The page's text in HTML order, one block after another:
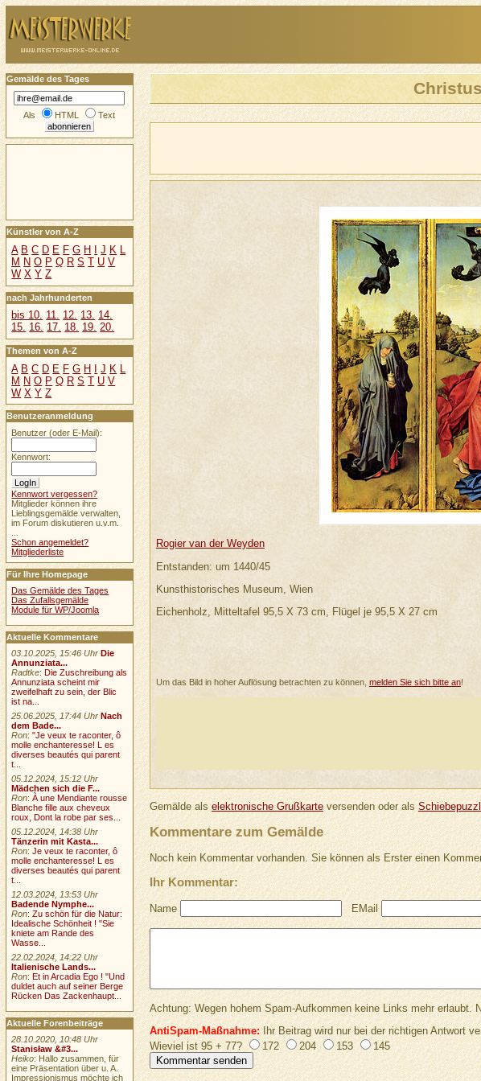
Rogier van der Weyden
Entstanden: um 1440/45
Kunsthistorisches Museum, Wien
Eichenholz, Mitteltafel 95,5 X 73 cm, Flügel je 95,5 X 27 cm
Um das Bild in hoher Auflösung betrachten zu können, melden Sie sich bitte an!
Gemälde alselektronische Grußkarteversenden oder als
Kommentare zum Gemälde
Noch kein Kommentar vorhanden. Sie können als Erster einen
Ihr Kommentar:
Name EMail
Achtung: Wegen hohem Spam-Aufkommen keine Links mehr erlaubt.
AntiSpam-Maßnahme:Ihr Beitrag wird nur bei der richtigen Antwort
Wieviel ist 95 + 77?
172 204 153 145
Gemälde des Tages
Als HTML Text
Künstler von A-Z
A B C D E F G H J K L
M N O P Q R S T U V
W X Y Z
nach Jahrhunderten
bis 10. 11. 12. 13. 14.
15. 16. 17. 18. 19. 20.
Themen von A-Z
A B C D E F G H I J K L
M N O P Q R S T U V
W X Y Z
Benutzeranmeldung
Benutzer (oder E-Mail):
Kennwort:
Kennwort vergessen?
Mitglieder können ihre
Lieblingsgemälde verwalten,
im Forum diskutieren u.v.m.
Schon angemeldet?
Mitgliederliste
Für Ihre Homepage
Das Gemälde des Tages
Das Zufallsgemälde
Module für WP/Joomla
Aktuelle Kommentare
03.10.2025, 15:46 Uhr Die
Annunziata...
Radtke: Die Zuschreibung als
Annunziata scheint mir
zweifelhaft zu sein, der Blic
ist na...
25.06.2025, 17:44 Uhr Nach
dem Bade...
Ron:"Je veux te raconter, ô
molle enchanteresse! L es
diverses beautés qui parent
t...
05.12.2024, 15:12 Uhr
Mädchen sich die F...
Ron:À une Mendiante rousse
Blanche fille aux cheveux
roux, Dont la robe par ses...
05.12.2024, 14:38 Uhr
Tänzerin mit Kasta...
Ron:Je veux te raconter, ô
molle enchanteresse! L es
diverses beautés qui parent
t...
12.03.2024, 13:53 Uhr
Badende Nymphe...
Ron:Zu schön für die Natur:
Idealische Schönheit ! "Sie
kniete am Rande des
Wasse...
22.02.2024, 14:22 Uhr
Italienische Lands...
Ron:Et in Arcadia Ego ! "Und
duldet auch auf seiner Berge
Rücken Das Zackenhaupt...
Aktuelle Forenbeiträge
28.10.2020, 10:48 Uhr
Stanisław &#3...
Heiko: Hallo zusammen, für
eine Präsentation über u. A.
Impressionismus möchte ich